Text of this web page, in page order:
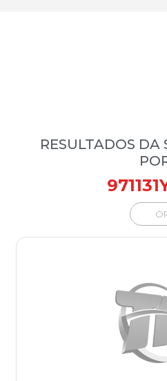
RESULTADOS DA